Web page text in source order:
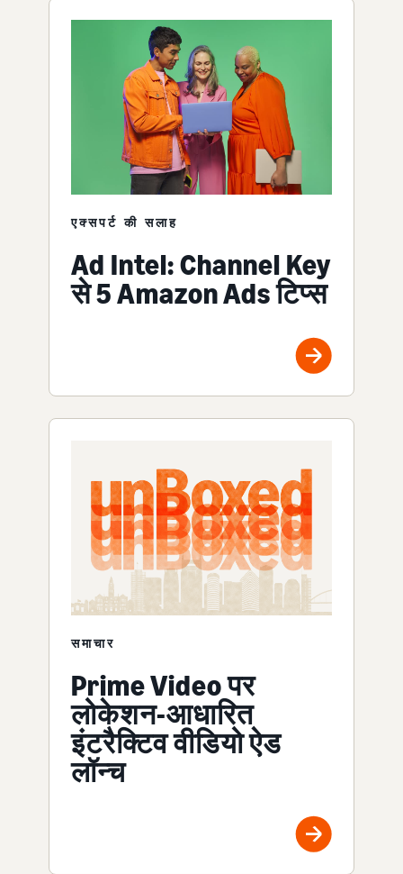
एक्सपर्ट की सलाह
Ad Intel: Channel Key
से 5 Amazon Ads टिप्स
समाचार
Prime Video पर
लोकेशन-आधारित
इंटरैक्टिव वीडियो ऐड
लॉन्च